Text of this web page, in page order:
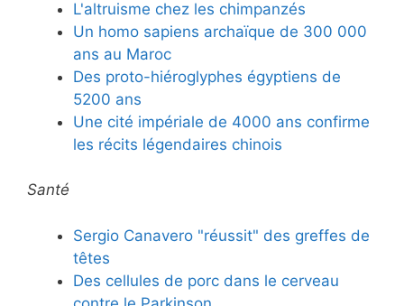
L'altruisme chez les chimpanzés
Un homo sapiens archaïque de 300 000
ans au Maroc
Des proto-hiéroglyphes égyptiens de
5200 ans
Une cité impériale de 4000 ans confirme
les récits légendaires chinois
Santé
Sergio Canavero "réussit" des greffes de
têtes
Des cellules de porc dans le cerveau